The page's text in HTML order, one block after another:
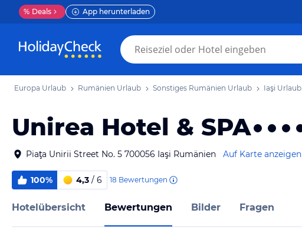
% Deals App herunterladen
Europa Urlaub Rumänien Urlaub Sonstiges Rumänien Urlaub Iaşi Urlaub
Unirea Hotel & SPA
Piaţa Unirii Street No. 5 700056 Iaşi Rumänien Auf Karte anzeigen
100% 4,3 / 6 18 Bewertungen
Hotelübersicht Bewertungen Bilder Fragen